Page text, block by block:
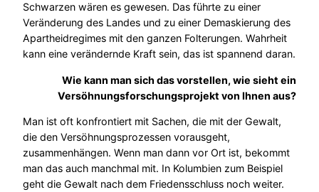
Schwarzen wären es gewesen. Das führte zu einer
Veränderung des Landes und zu einer Demaskierung des
Apartheidregimes mit den ganzen Folterungen. Wahrheit
kann eine verändernde Kraft sein, das ist spannend daran.
Wie kann man sich das vorstellen, wie sieht ein
Versöhnungsforschungsprojekt von Ihnen aus?
Man ist oft konfrontiert mit Sachen, die mit der Gewalt,
die den Versöhnungsprozessen vorausgeht,
zusammenhängen. Wenn man dann vor Ort ist, bekommt
man das auch manchmal mit. In Kolumbien zum Beispiel
geht die Gewalt nach dem Friedensschluss noch weiter.